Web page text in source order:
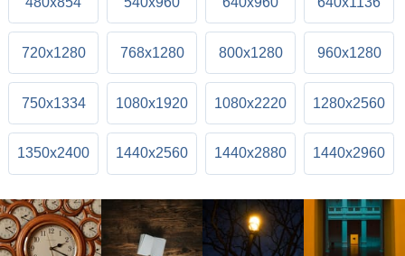
720x1280 768x1280 800x1280 960x1280
750x1334 1080x1920 1080x2220 1280x2560
1350x2400 1440x2560 1440x2880 1440x2960